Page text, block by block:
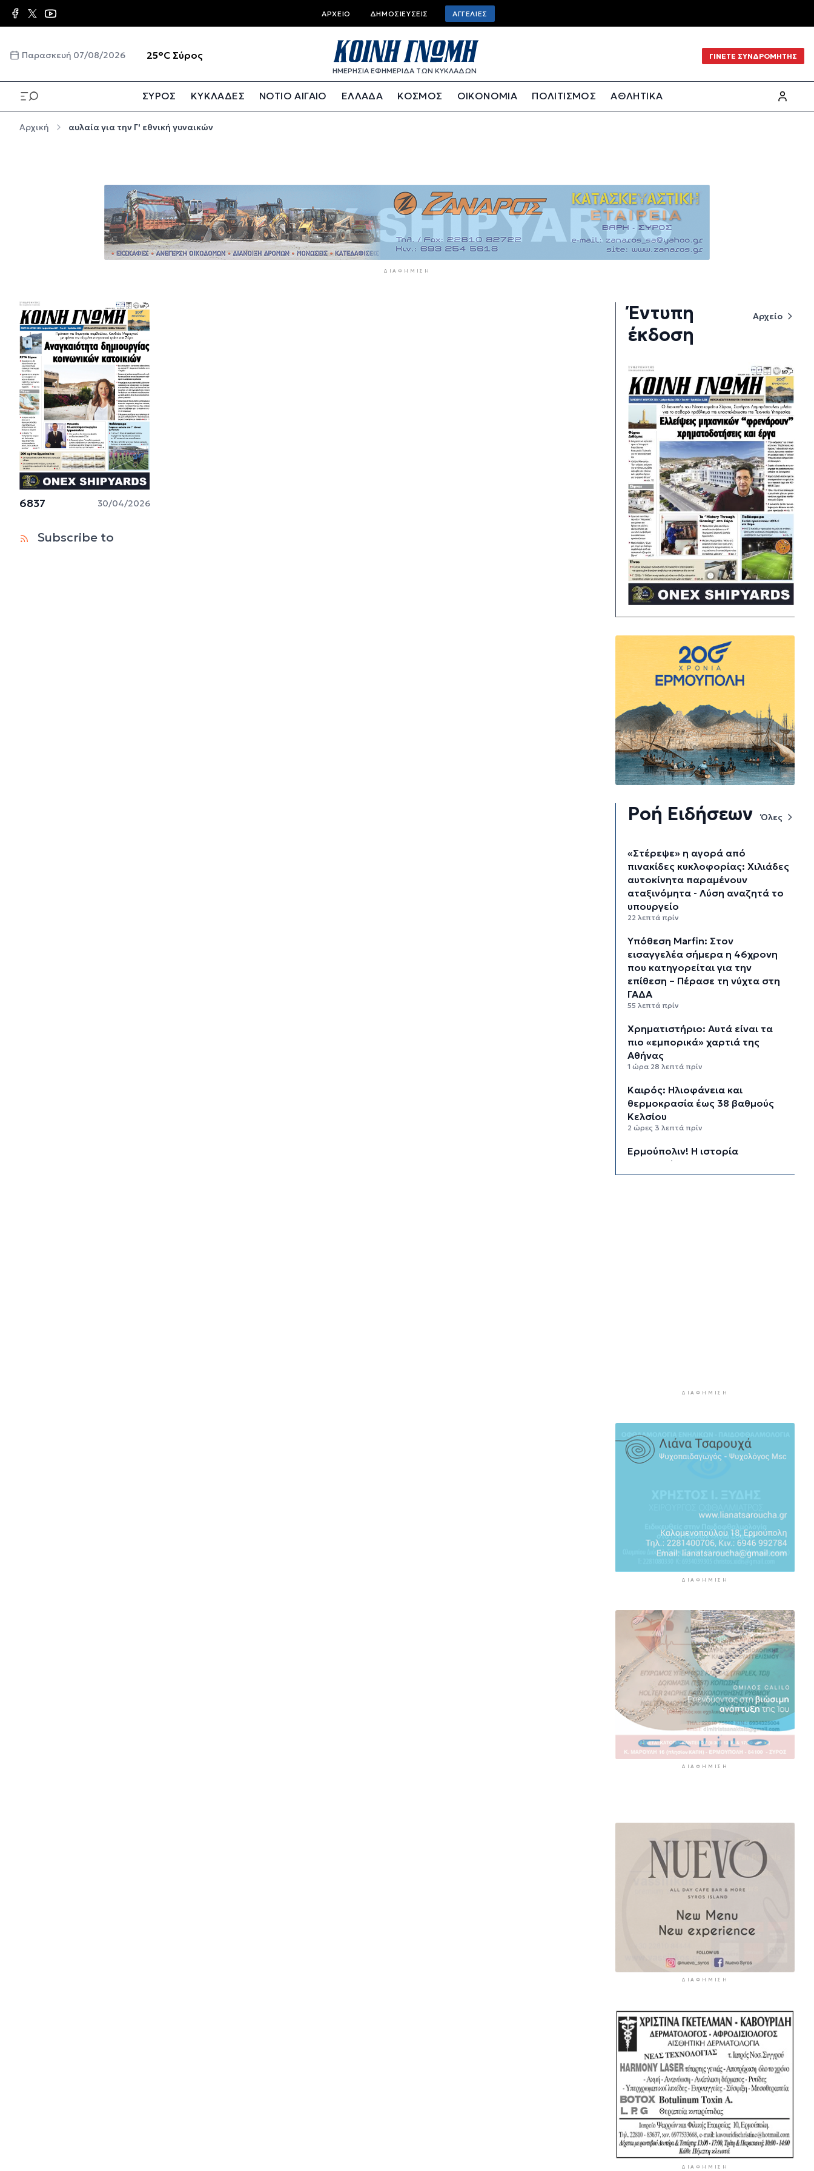
Παράκαμψη προς το κυρίως περιεχόμενο Top bar menu
ΑΡΧΕΊΟ ΔΗΜΟΣΙΕΎΣΕΙΣ ΑΓΓΕΛΊΕΣ
Παρασκευή 07/08/2026 25°C Σύρος
ΗΜΕΡΗΣΙΑ ΕΦΗΜΕΡΙΔΑ ΤΩΝ ΚΥΚΛΑΔΩΝ
ΓΙΝΕΤΕ ΣΥΝΔΡΟΜΗΤΗΣ
ΣΥΡΟΣ ΚΥΚΛΑΔΕΣ ΝΟΤΙΟ ΑΙΓΑΙΟ ΕΛΛΑΔΑ ΚΟΣΜΟΣ ΟΙΚΟΝΟΜΙΑ ΠΟΛΙΤΙΣΜΟΣ
ΑΘΛΗΤΙΚΑ
Αρχική αυλαία για την Γ' εθνική γυναικών
ΔΙΑΦΉΜΙΣΗ
6837 30/04/2026
Subscribe to
Έντυπη
έκδοση
Αρχείο
Ροή Ειδήσεων Όλες
«Στέρεψε» η αγορά από
πινακίδες κυκλοφορίας: Χιλιάδες
αυτοκίνητα παραμένουν
αταξινόμητα - Λύση αναζητά το
υπουργείο
22 λεπτά πρίν
Υπόθεση Marfin: Στον
εισαγγελέα σήμερα η 46χρονη
που κατηγορείται για την
επίθεση – Πέρασε τη νύχτα στη
ΓΑΔΑ
55 λεπτά πρίν
Χρηματιστήριο: Αυτά είναι τα
πιο «εμπορικά» χαρτιά της
Αθήνας
1 ώρα 28 λεπτά πρίν
Καιρός: Ηλιοφάνεια και
θερμοκρασία έως 38 βαθμούς
Κελσίου
2 ώρες 3 λεπτά πρίν
Ερμούπολιν! Η ιστορία
ζωντανεύει
2 ώρες 13 λεπτά πρίν
2 ώρες 48 λεπτά πρίν
Οριστικά στον Δήμο Σίφνου οι
Μια καινοτόμος εκπαιδευτική
δράση που συνδυάζει την
ιστορία με την τεχνολογία
ΔΙΑΦΉΜΙΣΗ
ΔΙΑΦΉΜΙΣΗ
ΔΙΑΦΉΜΙΣΗ
ΔΙΑΦΉΜΙΣΗ
ΔΙΑΦΉΜΙΣΗ